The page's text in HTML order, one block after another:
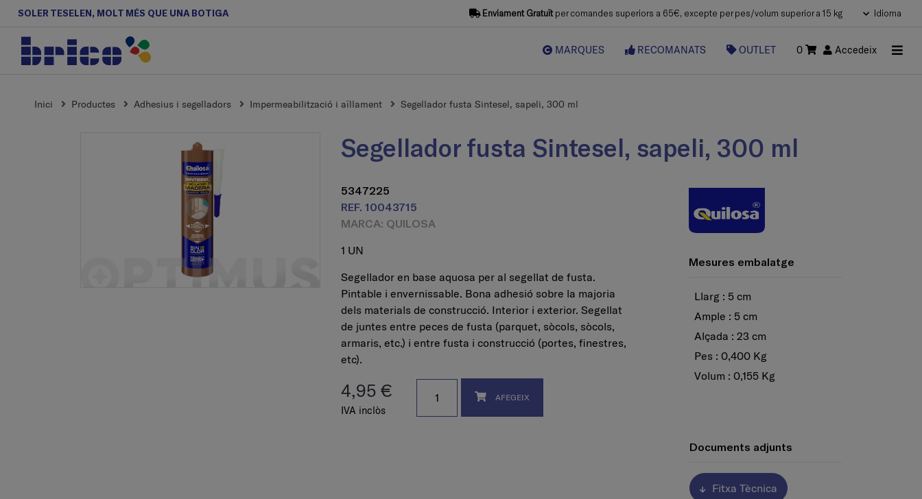
SOLER TESELEN, MOLT MÉS QUE UNA BOTIGA Enviament Gratuïtper comandes superiors a 65€, excepte per pes/volum superior a 15 kg Idioma
MARQUES RECOMANATS OUTLET 0 Accedeix
Inici Productes Adhesius i segelladors Impermeabilització i aïllament Segellador fusta Sintesel, sapeli, 300 ml
Segellador fusta Sintesel, sapeli, 300 ml
5347225
REF. 10043715
MARCA: QUILOSA
1 UN
Segellador en base aquosa per al segellat de fusta.
Pintable i envernissable. Bona adhesió sobre la majoria
dels materials de construcció. Interior i exterior. Segellat
de juntes entre peces de fusta (parquet, sòcols, sòcols,
armaris, etc.) i entre fusta i construcció (portes, finestres,
etc).
4,95 €
IVA inclòs
AFEGEIX
Mesures embalatge
Llarg : 5 cm
Ample : 5 cm
Alçada : 23 cm
Pes : 0,400 Kg
Volum : 0,155 Kg
Documents adjunts
Fitxa Tècnica